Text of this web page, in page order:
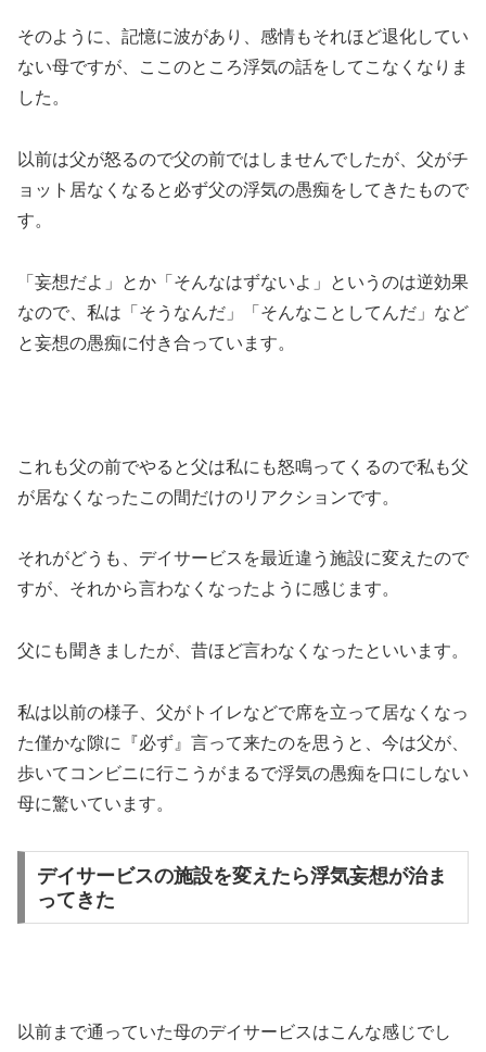
そのように、記憶に波があり、感情もそれほど退化してい
ない母ですが、ここのところ浮気の話をしてこなくなりま
した。
以前は父が怒るので父の前ではしませんでしたが、父がチ
ョット居なくなると必ず父の浮気の愚痴をしてきたもので
す。
「妄想だよ」とか「そんなはずないよ」というのは逆効果
なので、私は「そうなんだ」「そんなことしてんだ」など
と妄想の愚痴に付き合っています。
これも父の前でやると父は私にも怒鳴ってくるので私も父
が居なくなったこの間だけのリアクションです。
それがどうも、デイサービスを最近違う施設に変えたので
すが、それから言わなくなったように感じます。
父にも聞きましたが、昔ほど言わなくなったといいます。
私は以前の様子、父がトイレなどで席を立って居なくなっ
た僅かな隙に『必ず』言って来たのを思うと、今は父が、
歩いてコンビニに行こうがまるで浮気の愚痴を口にしない
母に驚いています。
デイサービスの施設を変えたら浮気妄想が治ま
ってきた
以前まで通っていた母のデイサービスはこんな感じでし